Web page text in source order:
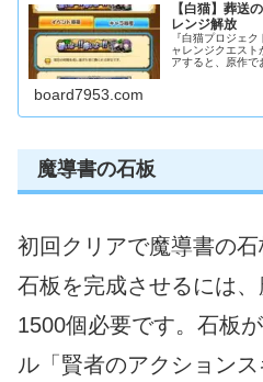
【白猫】葬送
レンジ解放
『白猫プロジェ
ャレンジクエスト
アすると、原作で
せっかくなら、
ンが宝箱に食べ
board7953.com
魔導書の石板
初回クリアで魔導書の石
石板を完成させるには
1500個必要です。石板
ル「賢者のアクション